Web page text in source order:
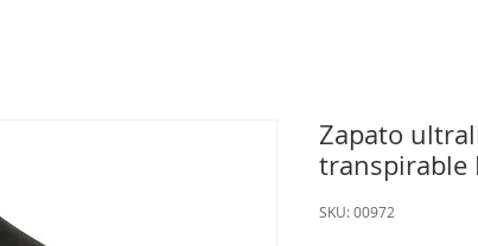
Zapato
transpirable
SKU: 00972